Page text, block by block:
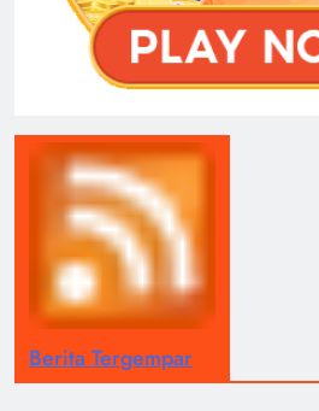
Berita Tergempar